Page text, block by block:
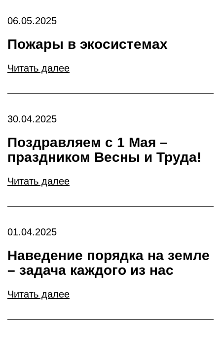
06.05.2025
Пожары в экосистемах
Читать далее
30.04.2025
Поздравляем с 1 Мая –
праздником Весны и Труда!
Читать далее
01.04.2025
Наведение порядка на земле
– задача каждого из нас
Читать далее